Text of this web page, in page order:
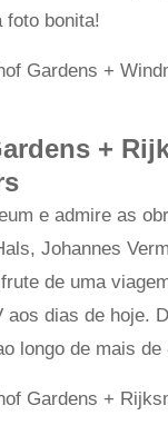
foto bonita!
Gardens +
+
e admire as
Johannes
de uma
aos dias de hoje.
longo de mais de
Gardens +